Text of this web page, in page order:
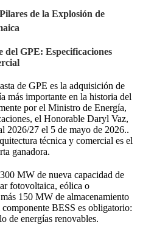
de la Explosión de
del GPE: Especificaciones
de GPE es la adquisición de
más importante en la historia del
por el Ministro de Energía,
el Honorable Daryl Vaz,
2026/27 el 5 de mayo de 2026..
técnica y comercial es el
ganadora.
MW de nueva capacidad de
fotovoltaica, eólica o
150 MW de almacenamiento
componente BESS es obligatorio:
de energías renovables.